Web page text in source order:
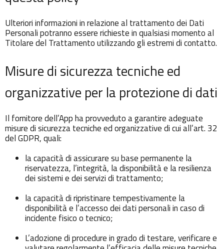
Ulteriori informazioni in relazione al trattamento dei Dati
Personali potranno essere richieste in qualsiasi momento al
Titolare del Trattamento utilizzando gli estremi di contatto.
Misure di sicurezza tecniche ed
organizzative per la protezione di dati
Il fornitore dell’App ha provveduto a garantire adeguate
misure di sicurezza tecniche ed organizzative di cui all’art. 32
del GDPR, quali:
la capacità di assicurare su base permanente la
riservatezza, l’integrità, la disponibilità e la resilienza
dei sistemi e dei servizi di trattamento;
la capacità di ripristinare tempestivamente la
disponibilità e l’accesso dei dati personali in caso di
incidente fisico o tecnico;
L’adozione di procedure in grado di testare, verificare e